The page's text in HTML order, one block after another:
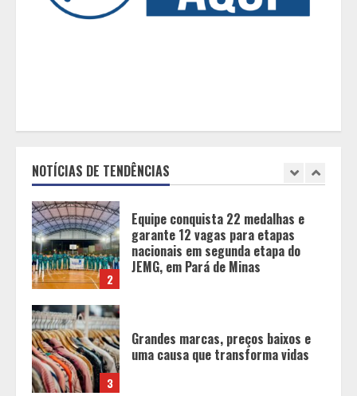
NOTÍCIAS DE TENDÊNCIAS
professor, que passa de
2
garante 12 vagas para etapas
JEMG, em Pará de Minas
3
Grandes marcas, preços baixos e
uma causa que transforma vidas
4
Tecnologia que “lê” o solo
transforma manejo agrícola e
comprova ganhos de produtividade